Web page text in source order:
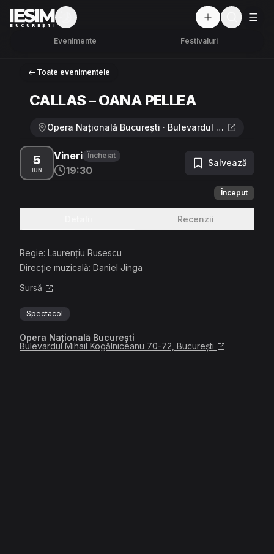
BUCUREȘTI Mod întunecat
Evenimente Festivaluri
Toate evenimentele
CALLAS – OANA PELLEA
Opera Națională București · Bulevardul Mihail Kogălniceanu 70-72, București
5
IUN
Vineri Încheiat
19:30
Salvează
Început
Recenzii
Regie: Laurențiu Rusescu
Direcție muzicală: Daniel Jinga
Sursă
Spectacol
Opera Națională București
Bulevardul Mihail Kogălniceanu 70-72, București